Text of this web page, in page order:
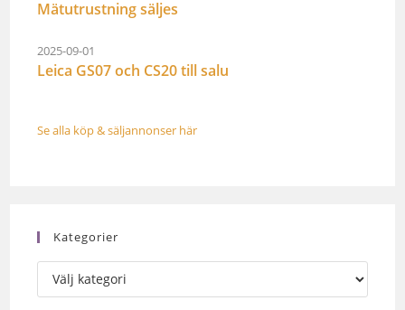
Mätutrustning säljes
2025-09-01
Leica GS07 och CS20 till salu
Se alla köp & säljannonser här
Kategorier